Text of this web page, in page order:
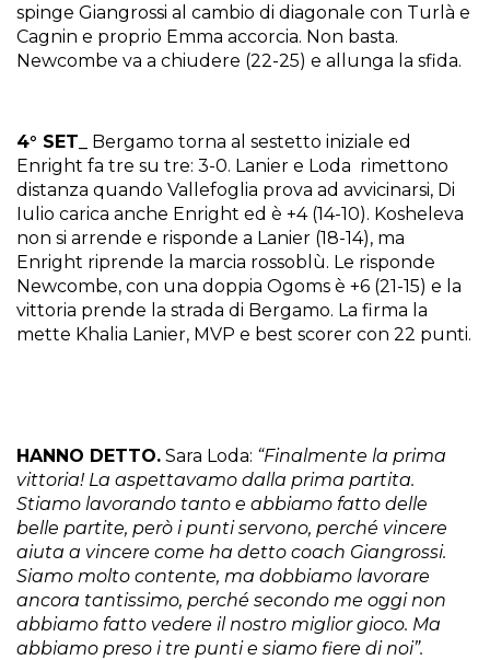
spinge Giangrossi al cambio di diagonale con Turlà e
Cagnin e proprio Emma accorcia. Non basta.
Newcombe va a chiudere (22-25) e allunga la sfida.
4° SET_
Bergamo torna al sestetto iniziale ed
Enright fa tre su tre: 3-0. Lanier e Loda rimettono
distanza quando Vallefoglia prova ad avvicinarsi, Di
Iulio carica anche Enright ed è +4 (14-10). Kosheleva
non si arrende e risponde a Lanier (18-14), ma
Enright riprende la marcia rossoblù. Le risponde
Newcombe, con una doppia Ogoms è +6 (21-15) e la
vittoria prende la strada di Bergamo. La firma la
mette Khalia Lanier, MVP e best scorer con 22 punti.
HANNO DETTO. Sara Loda: “Finalmente la prima
vittoria! La aspettavamo dalla prima partita.
Stiamo lavorando tanto e abbiamo fatto delle
belle partite, però i punti servono, perché vincere
aiuta a vincere come ha detto coach Giangrossi.
Siamo molto contente, ma dobbiamo lavorare
ancora tantissimo, perché secondo me oggi non
abbiamo fatto vedere il nostro miglior gioco. Ma
abbiamo preso i tre punti e siamo fiere di noi”.